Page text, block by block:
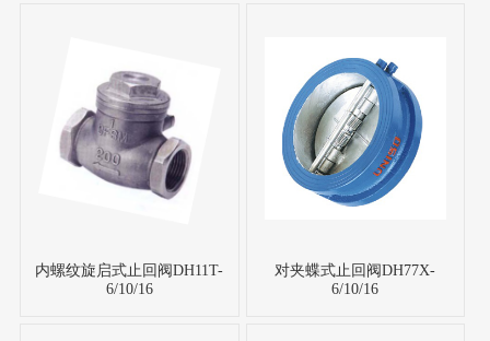
内螺纹旋启式止回阀DH11T-
6/10/16
对夹蝶式止回阀DH77X-
6/10/16